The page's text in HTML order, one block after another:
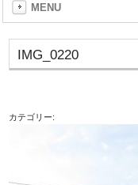
MENU
IMG_0220
カテゴリー: